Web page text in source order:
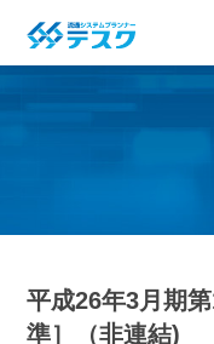
平成26年3月期
準］（非連結)